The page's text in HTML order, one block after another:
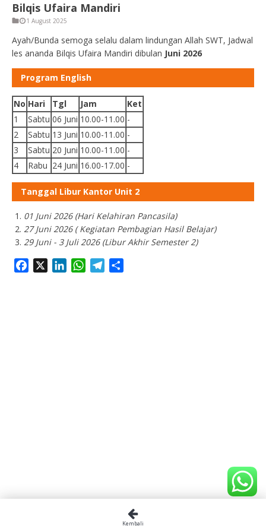
Bilqis Ufaira Mandiri
1 August 2025
Ayah/Bunda semoga selalu dalam lindungan Allah SWT, Jadwal
les ananda Bilqis Ufaira Mandiri dibulan Juni 2026
Program English
No Hari Tgl Jam
Ket
1
Sabtu 06 Juni 10.00-11.00 -
2
Sabtu 13 Juni 10.00-11.00 -
3
Sabtu 20 Juni 10.00-11.00 -
4
Rabu 24 Juni 16.00-17.00 -
Tanggal Libur Kantor Unit 2
01 Juni 2026 (Hari Kelahiran Pancasila)
27 Juni 2026 ( Kegiatan Pembagian Hasil Belajar)
29 Juni - 3 Juli 2026 (Libur Akhir Semester 2)
Facebook LinkedInWhatsAppTelegram
Kembali